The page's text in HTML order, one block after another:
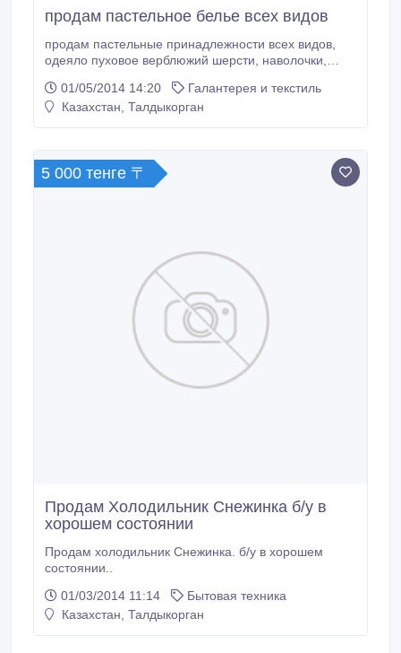
продам пастельное белье всех видов
продам пастельные принадлежности всех видов,
одеяло пуховое верблюжий шерсти, наволочки,
01/05/2014 14:20
Галантерея и текстиль
Казахстан, Талдыкорган
5 000 тенге 〒
Продам Холодильник Снежинка б/у в
хорошем состоянии
Продам холодильник Снежинка. б/у в хорошем
состоянии..
01/03/2014 11:14
Бытовая техника
Казахстан, Талдыкорган